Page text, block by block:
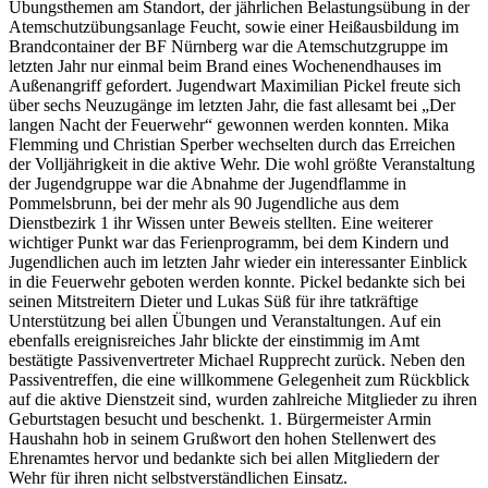
Übungsthemen am Standort, der jährlichen Belastungsübung in der
Atemschutzübungsanlage Feucht, sowie einer Heißausbildung im
Brandcontainer der BF Nürnberg war die Atemschutzgruppe im
letzten Jahr nur einmal beim Brand eines Wochenendhauses im
Außenangriff gefordert. Jugendwart Maximilian Pickel freute sich
über sechs Neuzugänge im letzten Jahr, die fast allesamt bei „Der
langen Nacht der Feuerwehr“ gewonnen werden konnten. Mika
Flemming und Christian Sperber wechselten durch das Erreichen
der Volljährigkeit in die aktive Wehr. Die wohl größte Veranstaltung
der Jugendgruppe war die Abnahme der Jugendflamme in
Pommelsbrunn, bei der mehr als 90 Jugendliche aus dem
Dienstbezirk 1 ihr Wissen unter Beweis stellten. Eine weiterer
wichtiger Punkt war das Ferienprogramm, bei dem Kindern und
Jugendlichen auch im letzten Jahr wieder ein interessanter Einblick
in die Feuerwehr geboten werden konnte. Pickel bedankte sich bei
seinen Mitstreitern Dieter und Lukas Süß für ihre tatkräftige
Unterstützung bei allen Übungen und Veranstaltungen. Auf ein
ebenfalls ereignisreiches Jahr blickte der einstimmig im Amt
bestätigte Passivenvertreter Michael Rupprecht zurück. Neben den
Passiventreffen, die eine willkommene Gelegenheit zum Rückblick
auf die aktive Dienstzeit sind, wurden zahlreiche Mitglieder zu ihren
Geburtstagen besucht und beschenkt. 1. Bürgermeister Armin
Haushahn hob in seinem Grußwort den hohen Stellenwert des
Ehrenamtes hervor und bedankte sich bei allen Mitgliedern der
Wehr für ihren nicht selbstverständlichen Einsatz.